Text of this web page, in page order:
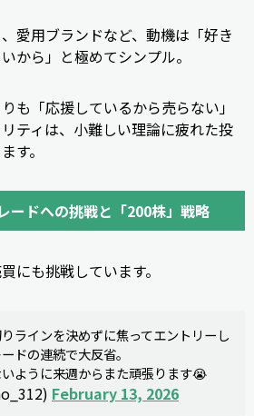
愛用ブランドなど、動機は「好き
から」と極めてシンプル。
も「応援しているから売らない」
ティは、小難しい理論に疲れた投
す。
ードへの挑戦と「200株」戦略
にも挑戦しています。
ラインを決めずに焦ってエントリーし
ドの連続で大反省。
ように来週からまた頑張ります😭
February 13, 2026